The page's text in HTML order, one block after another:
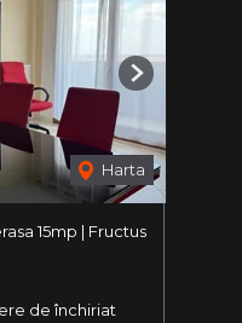
Harta
Next
15mp | Fructus
de închiriat